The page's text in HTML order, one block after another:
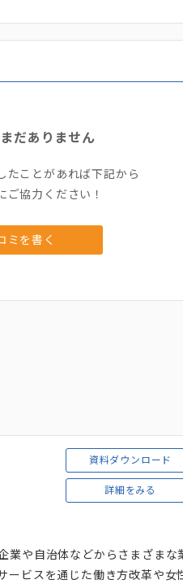
だありません
たことがあれば下記から
ご協力ください！
ミを書く
資料ダウンロード
詳細をみる
業や自治体などからさまざまな
ービスを通じた働き方改革や女